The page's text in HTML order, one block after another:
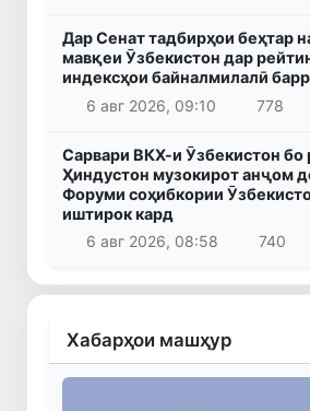
Дар Сенат тадбирҳои беҳтар
мавқеи Ӯзбекистон дар
индексҳои байналмилалӣ
6 авг 2026, 09:10
778
Сарвари ВКХ-и Ӯзбекистон бо
Ҳиндустон музокирот анҷом
Форуми соҳибкории
иштирок кард
6 авг 2026, 08:58
740
Хабарҳои машҳур